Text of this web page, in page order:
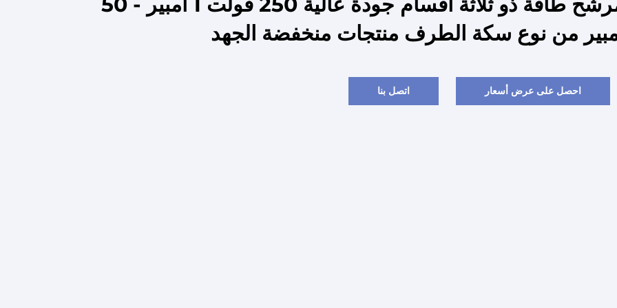
من نوع سكة الطرف منتجات منخفضة الجهد
احصل على عرض أسعار اتصل بنا